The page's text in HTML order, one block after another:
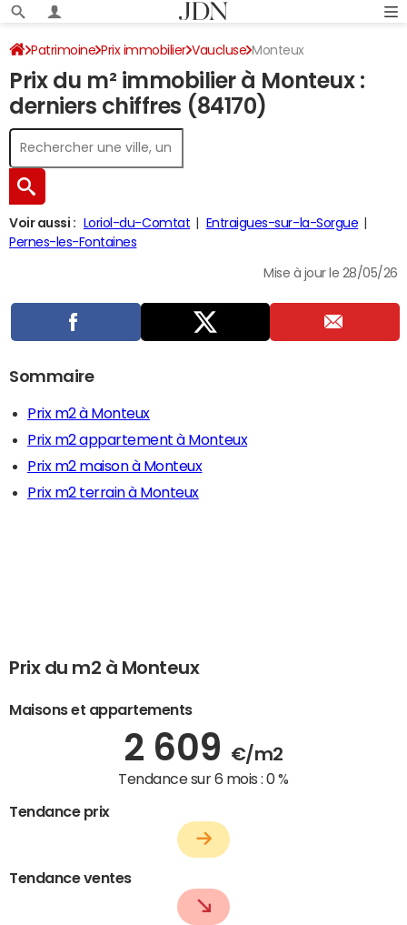
Patrimoine Prix immobilier Vaucluse Monteux
Prix du m² immobilier à Monteux :
derniers chiffres (84170)
Voir aussi : Loriol-du-Comtat
Entraigues-sur-la-Sorgue
Pernes-les-Fontaines
Mise à jour le 28/05/26
Sommaire
Prix m2 à Monteux
Prix m2 appartement à Monteux
Prix m2 maison à Monteux
Prix m2 terrain à Monteux
Prix du m2 à Monteux
Maisons et appartements
2 609 €/m2
Tendance sur 6 mois :0 %
Tendance prix
Tendance ventes